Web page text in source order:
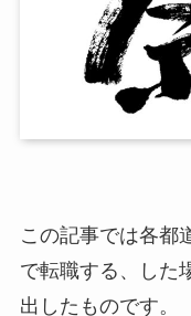
この記事では各都
で転職する、した
出したものです。